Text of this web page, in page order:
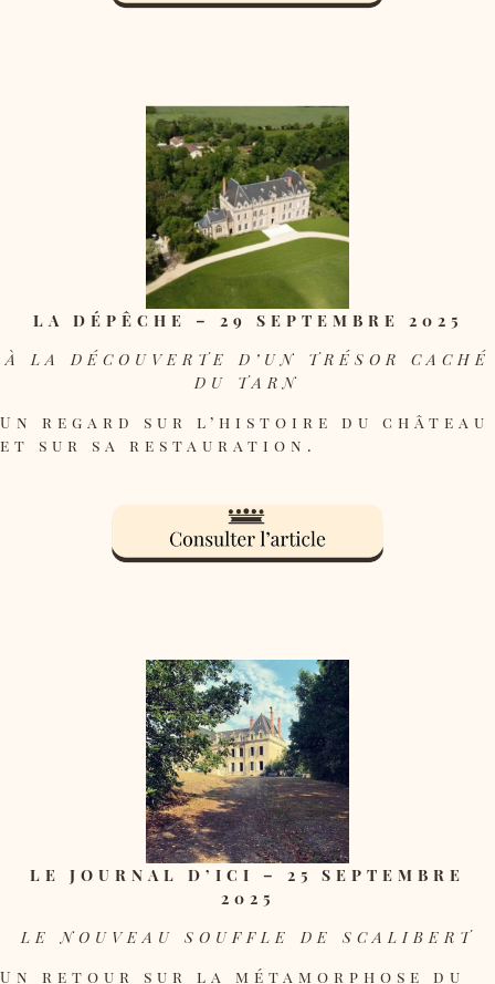
LA DÉPÊCHE – 29 SEPTEMBRE 2025
À LA DÉCOUVERTE D’UN TRÉSOR CACHÉ
DU TARN
Un regard sur l’histoire du château
et sur sa restauration.
LE JOURNAL D’ICI – 25 SEPTEMBRE
2025
LE NOUVEAU SOUFFLE DE SCALIBERT
Un retour sur la métamorphose du